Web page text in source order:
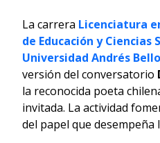
La carrera Licenciatura
de Educación y Ciencias
Universidad Andrés
versión del conversatorio
la reconocida poeta
invitada. La actividad
del papel que